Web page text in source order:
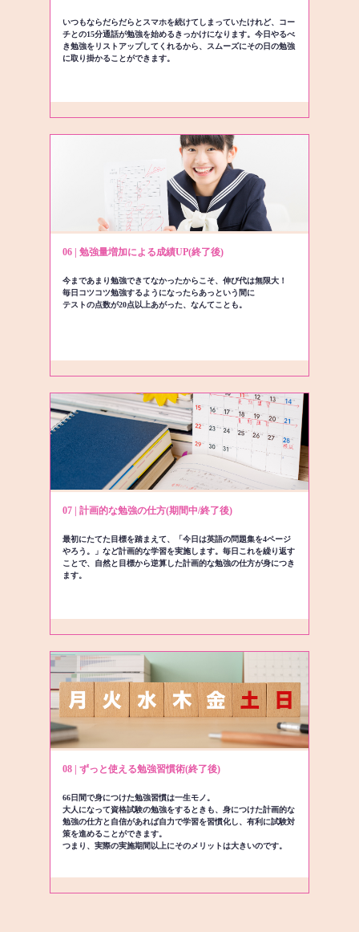
いつもならだらだらとスマホを続けてしまっていたけれど、コー
チとの15分通話が勉強を始めるきっかけになります。今日やるべ
き勉強をリストアップしてくれるから、スムーズにその日の勉強
に取り掛かることができます。
06 | 勉強量増加による成績UP(終了後)
今まであまり勉強できてなかったからこそ、伸び代は無限大！
毎日コツコツ勉強するようになったらあっという間に
テストの点数が20点以上あがった、なんてことも。
07 | 計画的な勉強の仕方(期間中/終了後)
最初にたてた目標を踏まえて、「今日は英語の問題集を4ページ
やろう。」など計画的な学習を実施します。毎日これを繰り返す
ことで、自然と目標から逆算した計画的な勉強の仕方が身につき
ます。
08 | ずっと使える勉強習慣術(終了後)
66日間で身につけた勉強習慣は一生モノ。
大人になって資格試験の勉強をするときも、身につけた計画的な
勉強の仕方と自信があれば自力で学習を習慣化し、有利に試験対
策を進めることができます。
つまり、実際の実施期間以上にそのメリットは大きいのです。